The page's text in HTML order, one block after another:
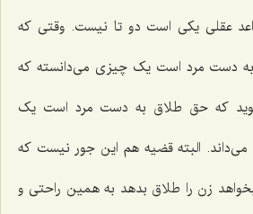
عقلی یکی است دو تا نیست. وقتی که
دست مرد است یک چیزی می‌دانسته که
که حق طلاق به دست مرد است یک
می‌داند. البته قضیه هم این جور نیست که
زن را طلاق بدهد به همین راحتی و